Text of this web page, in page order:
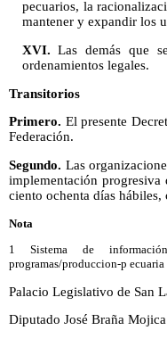
pecuarios, la
mantener y expandir los
XVI. Las demás que
ordenamientos legales.
Transitorios
Primero. El presente
Federación.
Segundo. Las
implementación progresiva
ciento ochenta días
Nota
1 Sistema de información
programas/produccion-p
Palacio Legislativo de San
Diputado José Braña